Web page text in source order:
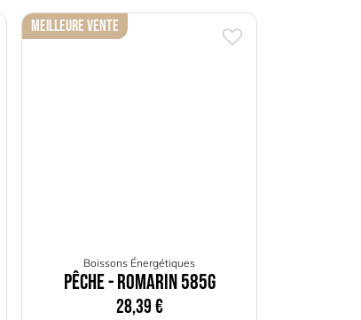
Meilleure Vente
Boissons Énergétiques
Pêche - Romarin 585g
28,39€